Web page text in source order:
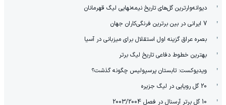
دیوانه‌وارترین گل‌های تاریخ نیمه‌نهایی لیگ قهرمانان
7 ایرانی در بین برترین فرنگی‌کاران جهان
بصره عراق گزینه اول استقلال برای میزبانی در آسیا
بهترین خطوط دفاعی تاریخ لیگ برتر
ویدیوکست: تابستان پرسپولیس چگونه گذشت؟
20 گل رویایی در لیگ جزیره
10 گل برتر آرسنال در فصل 2003/2004